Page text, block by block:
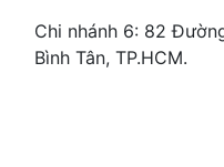
Chi nhánh 6: 82
Bình Tân, TP.HCM.​